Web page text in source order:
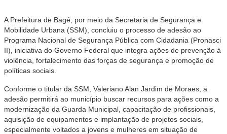
A Prefeitura de Bagé, por meio da Secretaria de Segurança e
Mobilidade Urbana (SSM), concluiu o processo de adesão ao
Programa Nacional de Segurança Pública com Cidadania (Pronasci
II), iniciativa do Governo Federal que integra ações de prevenção à
violência, fortalecimento das forças de segurança e promoção de
políticas sociais.
Conforme o titular da SSM, Valeriano Alan Jardim de Moraes, a
adesão permitirá ao município buscar recursos para ações como a
modernização da Guarda Municipal, capacitação de profissionais,
aquisição de equipamentos e implantação de projetos sociais,
especialmente voltados a jovens e mulheres em situação de